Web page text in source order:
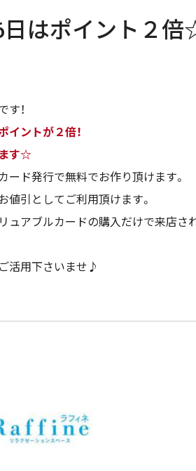
日はポイント２
す！
イントが２倍！
す☆
ード発行で無料でお作り頂けます。
値引としてご利用頂けます。
ュアブルカードの購入だけで来店さ
活用下さいませ♪